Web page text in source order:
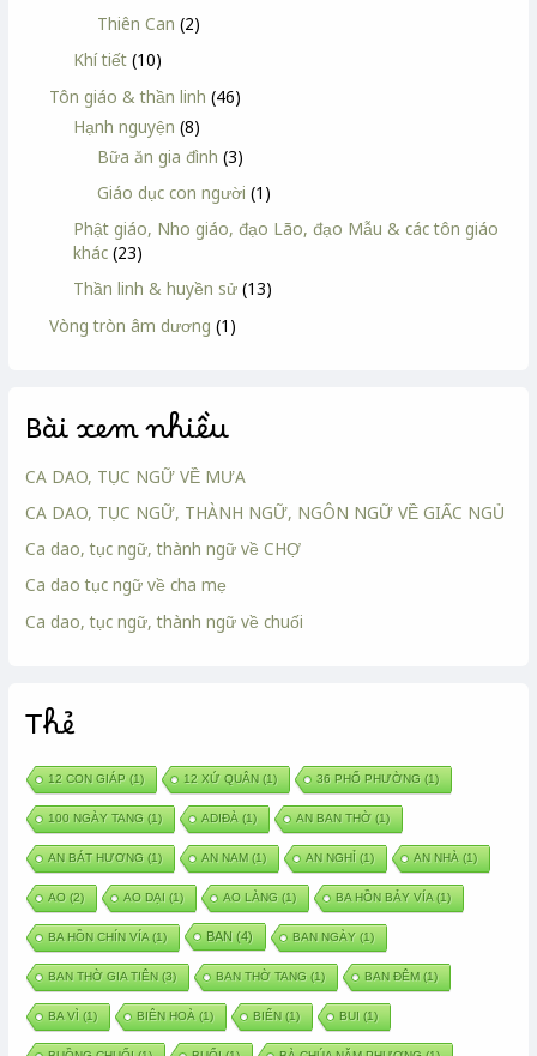
Thiên Can (2)
Khí tiết (10)
Tôn giáo & thần linh (46)
Hạnh nguyện (8)
Bữa ăn gia đình (3)
Giáo dục con người (1)
Phật giáo, Nho giáo, đạo Lão, đạo Mẫu & các tôn giáo
khác (23)
Thần linh & huyền sử (13)
Vòng tròn âm dương (1)
Bài xem nhiều
CA DAO, TỤC NGỮ VỀ MƯA
CA DAO, TỤC NGỮ, THÀNH NGỮ, NGÔN NGỮ VỀ GIẤC NGỦ
Ca dao, tục ngữ, thành ngữ về CHỢ
Ca dao tục ngữ về cha mẹ
Ca dao, tục ngữ, thành ngữ về chuối
Thẻ
12 CON GIÁP (1) 12 XỨ QUÂN (1) 36 PHỐ PHƯỜNG (1)
100 NGÀY TANG (1) ADIĐÀ (1) AN BAN THỜ(1)
AN BÁT HƯƠNG (1) AN NAM(1) AN NGHỈ (1) AN NHÀ (1)
AO (2) AO DẠI (1) AO LÀNG (1) BA HỒN BẢY VÍA(1)
BA HỒN CHÍN VÍA(1) BAN (4) BAN NGÀY (1)
BAN THỜ GIA TIÊN (3) BAN THỜ TANG (1) BAN ĐÊM(1)
BA VÌ (1) BIÊN HOÀ (1) BIỂN (1) BUI (1)